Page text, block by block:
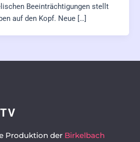
Beeinträchtigungen stellt
auf den Kopf. Neue […]
Produktion der Birkelbach